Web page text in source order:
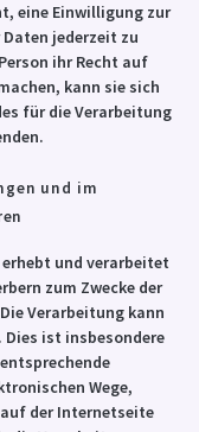
eine Einwilligung zur
jederzeit zu
ihr Recht auf
kann sie sich
für die Verarbeitung
und im
und verarbeitet
zum Zwecke der
Verarbeitung kann
ist insbesondere
Wege,
auf der Internetseite